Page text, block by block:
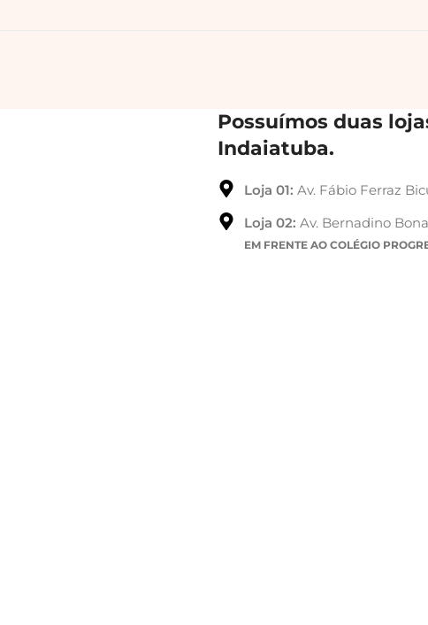
Possuímos duas
Indaiatuba.
Loja 01: Av. Fábio Ferraz
Loja 02: Av. Bernadino
EM FRENTE AO COLÉGIO